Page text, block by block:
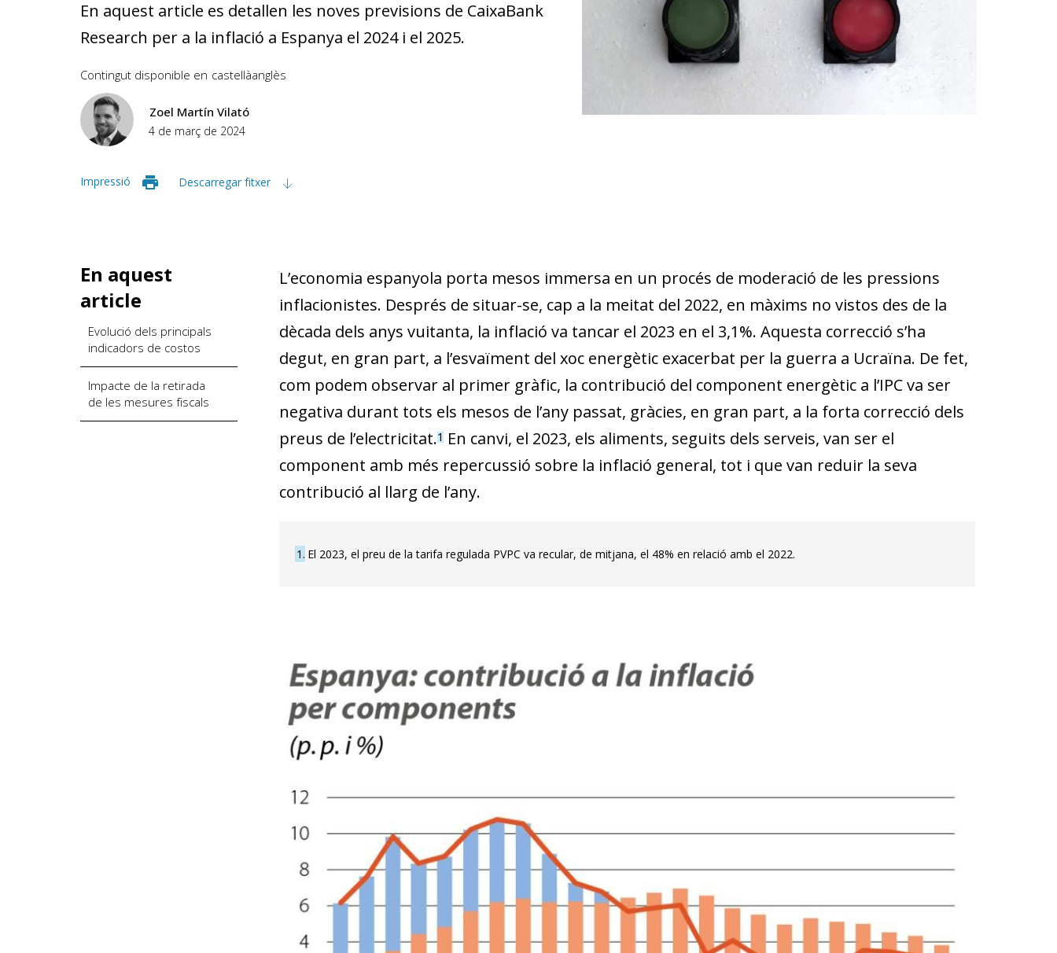
En aquest article es detallen les noves previsions de CaixaBank
Research per a la inflació a Espanya el 2024 i el 2025.
Contingut disponible en castellàanglès
Zoel Martín Vilató
4 de març de 2024
Impressió Descarregar fitxer
En aquest
article
Evolució dels principals
indicadors de costos
Impacte de la retirada
de les mesures fiscals
L’economia espanyola porta mesos immersa en un procés de moderació de les pressions
inflacionistes. Després de situar-se, cap a la meitat del 2022, en màxims no vistos des de la
dècada dels anys vuitanta, la inflació va tancar el 2023 en el 3,1%. Aquesta correcció s’ha
degut, en gran part, a l’esvaïment del xoc energètic exacerbat per la guerra a Ucraïna. De fet,
com podem observar al primer gràfic, la contribució del component energètic a l’IPC va ser
negativa durant tots els mesos de l’any passat, gràcies, en gran part, a la forta correcció dels
preus de l’electricitat.1En canvi, el 2023, els aliments, seguits dels serveis, van ser el
component amb més repercussió sobre la inflació general, tot i que van reduir la seva
contribució al llarg de l’any.
1 El 2023, el preu de la tarifa regulada PVPC va recular, de mitjana, el 48% en relació amb el 2022.